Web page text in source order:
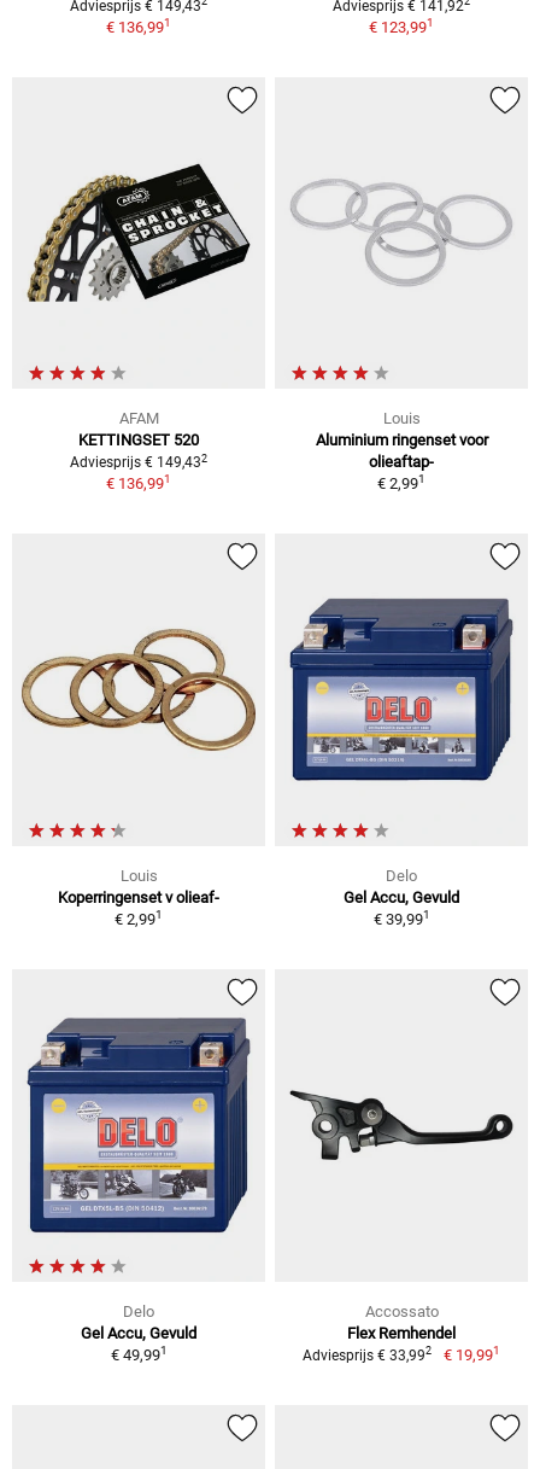
Adviesprijs € 149,43
€ 136,991
Adviesprijs € 141,92
€ 123,991
AFAM
KETTINGSET 520
Adviesprijs € 149,432
€ 136,991
Louis
Aluminium ringenset voor
olieaftap-
€ 2,991
Louis
Koperringenset v olieaf-
€ 2,991
Delo
Gel Accu, Gevuld
€ 39,991
Delo
Gel Accu, Gevuld
€ 49,991
Accossato
Flex Remhendel
Adviesprijs € 33,992 € 19,991